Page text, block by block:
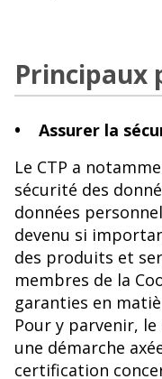
Principaux
• Assurer la
Le CTP a
sécurité des
données
devenu si
des produits et
membres de la
garanties en
Pour y parvenir,
une démarche
certification